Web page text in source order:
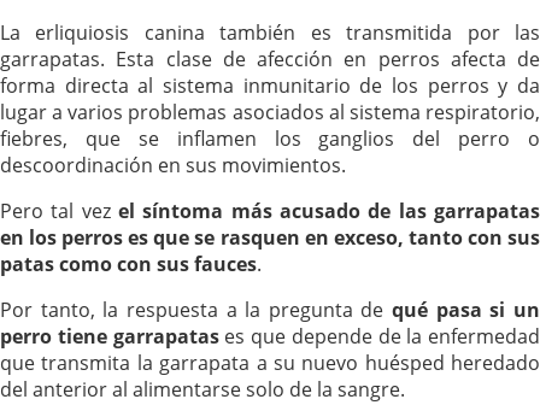
La erliquiosis canina también es transmitida por las
garrapatas. Esta clase de afección en perros afecta de
forma directa al sistema inmunitario de los perros y da
lugar a varios problemas asociados al sistema respiratorio,
fiebres, que se inflamen los ganglios del perro o
descoordinación en sus movimientos.
Pero tal vez el síntoma más acusado de las garrapatas
en los perros es que se rasquen en exceso, tanto con sus
patas como con sus fauces.
Por tanto, la respuesta a la pregunta dequé pasa si un
perro tiene garrapatases que depende de la enfermedad
que transmita la garrapata a su nuevo huésped heredado
del anterior al alimentarse solo de la sangre.